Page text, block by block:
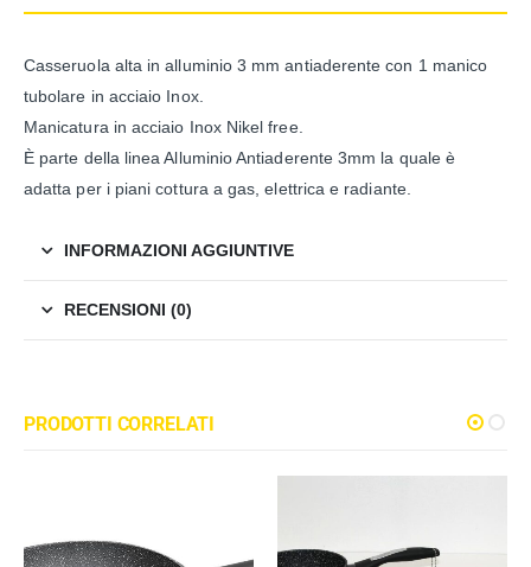
Casseruola alta in alluminio 3 mm antiaderente con 1 manico
tubolare in acciaio Inox.
Manicatura in acciaio Inox Nikel free.
È parte della linea Alluminio Antiaderente 3mm la quale è
adatta per i piani cottura a gas, elettrica e radiante.
INFORMAZIONI AGGIUNTIVE
RECENSIONI (0)
PRODOTTI CORRELATI